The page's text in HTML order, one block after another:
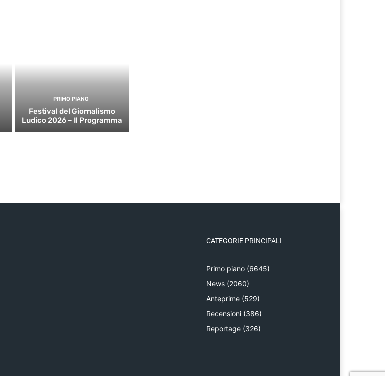
PRIMO PIANO
Festival del Giornalismo
Ludico 2026 – Il Programma
CATEGORIE PRINCIPALI
Primo piano (6645)
News (2060)
Anteprime (529)
Recensioni (386)
Reportage (326)